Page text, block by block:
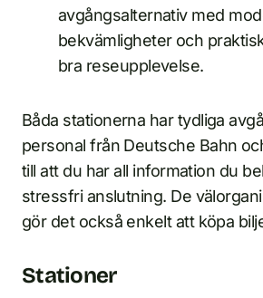
avgångsalternativ med
bekvämligheter och
bra reseupplevelse.
Båda stationerna har tydliga
personal från Deutsche Bahn
till att du har all information du
stressfri anslutning. De
gör det också enkelt att köpa
Stationer